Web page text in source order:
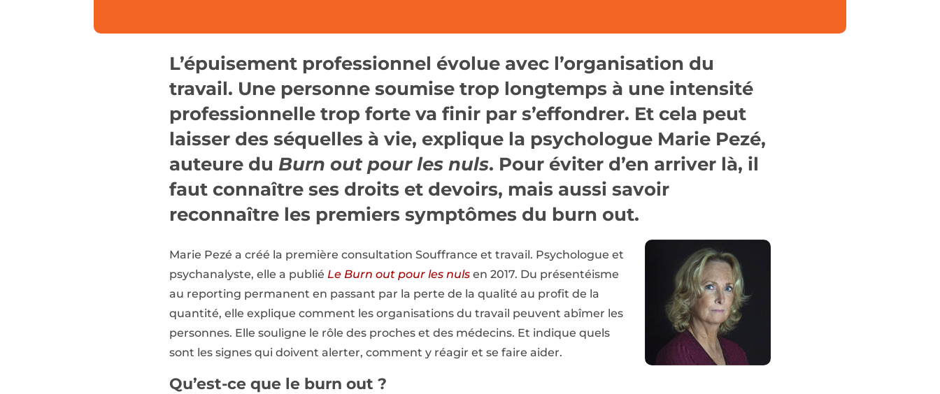
L’épuisement professionnel évolue avec l’organisation du
travail. Une personne soumise trop longtemps à une intensité
professionnelle trop forte va finir par s’effondrer. Et cela peut
laisser des séquelles à vie, explique la psychologue Marie Pezé,
auteure du Burn outpour les nuls. Pour éviter d’en arriver là, il
faut connaître ses droits et devoirs, mais aussi savoir
reconnaître les premiers symptômes du burn out.
Marie Pezé a créé la première consultation Souffrance et travail. Psychologue et
psychanalyste, elle a publié Le Burn out pour les nulsen 2017. Du présentéisme
au reporting permanent en passant par la perte de la qualité au profit de la
quantité, elle explique comment les organisations du travail peuvent abîmer les
personnes. Elle souligne le rôle des proches et des médecins. Et indique quels
sont les signes qui doivent alerter, comment y réagir et se faire aider.
Qu’est-ce que le burn out ?